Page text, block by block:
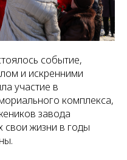
событие,
и искренними
участие в
комплекса,
завода
свои жизни в годы